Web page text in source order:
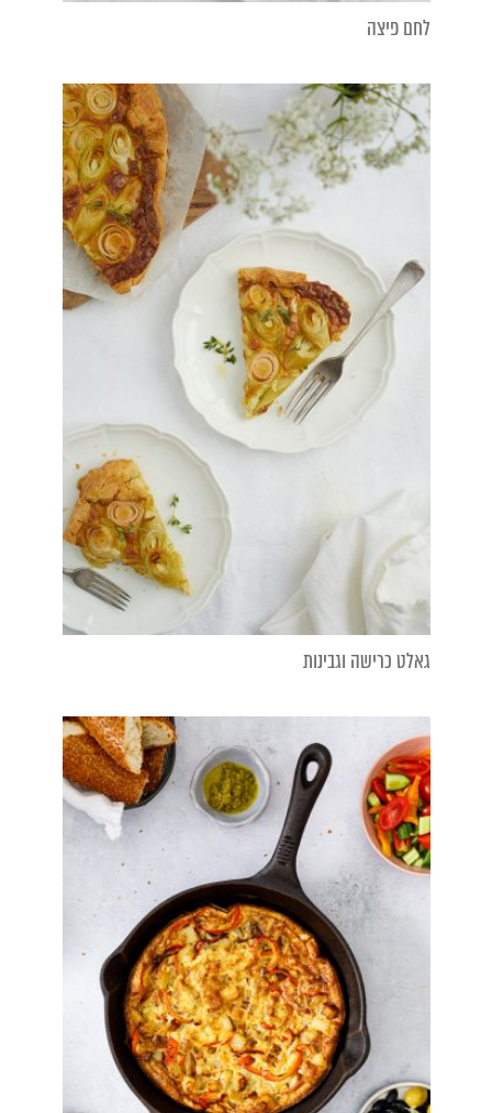
לחם פיצה
גאלט כרישה וגבינות